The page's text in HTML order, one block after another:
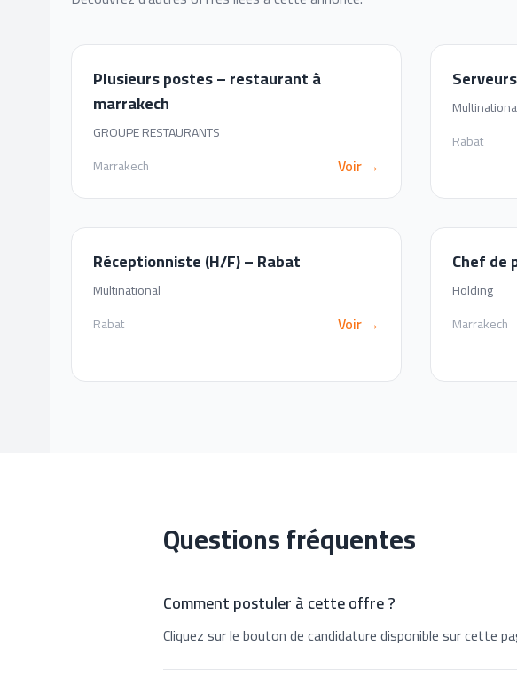
Plusieurs postes – restaurant à
marrakech
GROUPE RESTAURANTS
Marrakech
Voir →
Rabat
Réceptionniste (H/F) – Rabat
Multinational
Rabat
Voir →
Chef de
Holding
Marrakech
Questions fréquentes
Comment postuler à cette offre ?
Cliquez sur le bouton de candidature disponible sur cette